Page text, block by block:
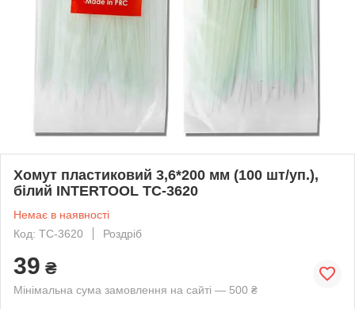
Хомут пластиковий 3,6*200 мм (100 шт/уп.),
білий INTERTOOL TC-3620
Немає в наявності
Код: TC-3620
Роздріб
39 ₴
Мінімальна сума замовлення на сайті — 500 ₴